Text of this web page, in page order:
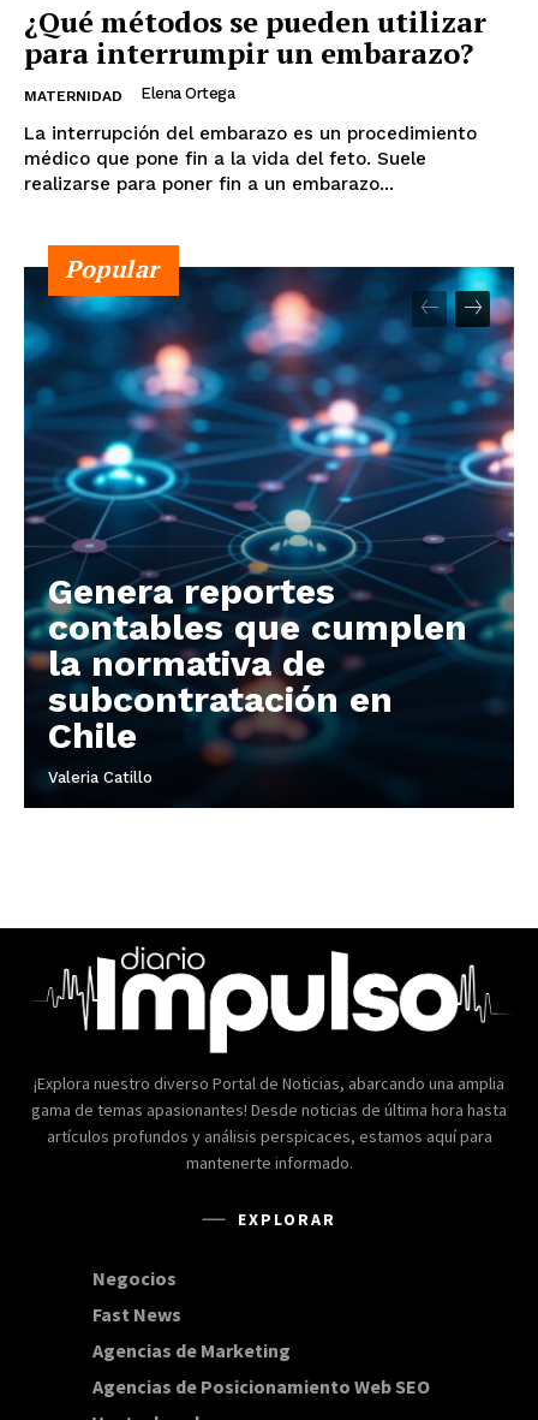
¿Qué métodos se pueden utilizar
para interrumpir un embarazo?
MATERNIDAD Elena Ortega
La interrupción del embarazo es un procedimiento
médico que pone fin a la vida del feto. Suele
realizarse para poner fin a un embarazo...
Popular
Genera reportes
contables que cumplen
la normativa de
subcontratación en
Chile
Valeria Catillo
¡Explora nuestro diverso Portal de Noticias, abarcando una amplia
gama de temas apasionantes! Desde noticias de última hora hasta
artículos profundos y análisis perspicaces, estamos aquí para
mantenerte informado.
EXPLORAR
Negocios
Fast News
Agencias de Marketing
Agencias de Posicionamiento Web SEO20